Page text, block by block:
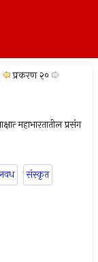
प्रकरण २०
महाभारतातील प्रसंग
संस्कृत